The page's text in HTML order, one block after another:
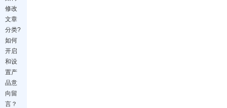
修改
文章
分类?
如何
开启
和设
置产
品意
向留
言？